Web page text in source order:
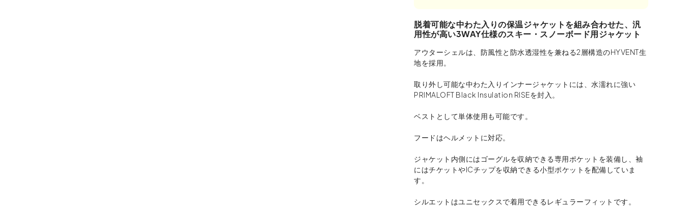
脱着可能な中わた入りの保温ジャケットを組み合わせた、汎
用性が高い3WAY仕様のスキー・スノーボード用ジャケット
アウターシェルは、防風性と防水透湿性を兼ねる2層構造のHYVENT生
地を採用。
取り外し可能な中わた入りインナージャケットには、水濡れに強い
PRIMALOFT Black Insulation RISEを封入。
ベストとして単体使用も可能です。
フードはヘルメットに対応。
ジャケット内側にはゴーグルを収納できる専用ポケットを装備し、袖
にはチケットやICチップを収納できる小型ポケットを配備していま
す。
シルエットはユニセックスで着用できるレギュラーフィットです。